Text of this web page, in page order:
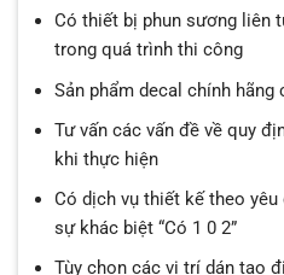
Có thiết bị phun sương liên
trong quá trình thi công
Sản phẩm decal chính
Tư vấn các vấn đề về quy
khi thực hiện
Có dịch vụ thiết kế theo
sự khác biệt “Có 1 0 2”
Tùy chọn các vị trí dán tạo